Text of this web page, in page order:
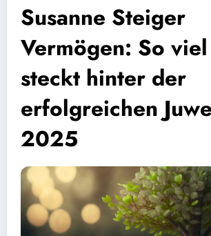
Susanne Steiger
Vermögen: So
steckt hinter der
erfolgreichen
2025